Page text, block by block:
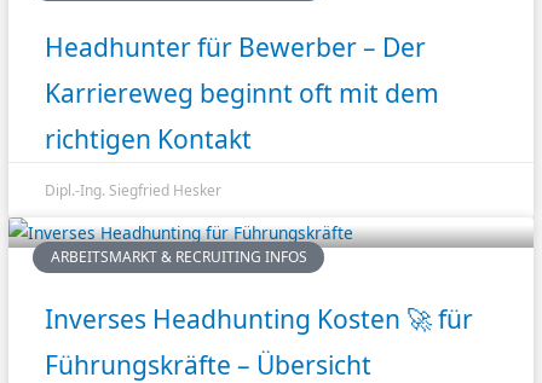
Headhunter für Bewerber – Der
Karriereweg beginnt oft mit dem
richtigen Kontakt
Dipl.-Ing. Siegfried Hesker
ARBEITSMARKT & RECRUITING INFOS
Inverses Headhunting Kosten 🚀 für
Führungskräfte – Übersicht